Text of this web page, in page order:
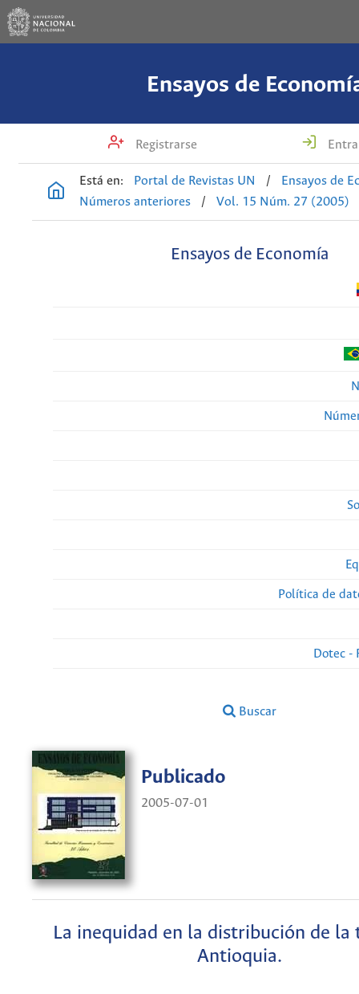
Ensayos de
Registrarse
Está en: Portal de Revistas UN /
Ensayos de
Números anteriores
/ Vol. 15 Núm. 27 (2005)
Ensayos de Economía
Política de
Dotec -
Buscar
Publicado
2005-07-01
La inequidad en la distribución de la
Antioquia.